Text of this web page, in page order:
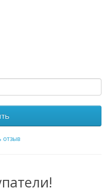
отзыв